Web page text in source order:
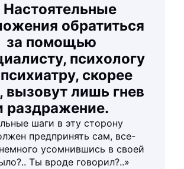
Настоятельные
обратиться
за помощью
психологу
скорее
вызовут лишь гнев
раздражение.
шаги в эту сторону
предпринять сам, все-
усомнившись в своей
Ты вроде говорил?..»